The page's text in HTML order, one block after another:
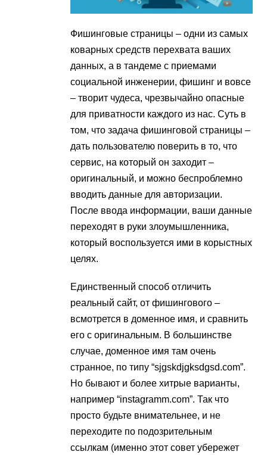
Фишинговые страницы – одни из самых
коварных средств перехвата ваших
данных, а в тандеме с приемами
социальной инженерии, фишинг и вовсе
– творит чудеса, чрезвычайно опасные
для приватности каждого из нас. Суть в
том, что задача фишинговой страницы –
дать пользователю поверить в то, что
сервис, на который он заходит –
оригинальный, и можно беспроблемно
вводить данные для авторизации.
После ввода информации, ваши данные
переходят в руки злоумышленника,
который воспользуется ими в корыстных
целях.
Единственный способ отличить
реальный сайт, от фишингового –
всмотрется в доменное имя, и сравнить
его с оригинальным. В большинстве
случае, доменное имя там очень
странное, по типу “sjgskdjgksdgsd.com”.
Но бывают и более хитрые варианты,
например “instagramm.com”. Так что
просто будьте внимательнее, и не
переходите по подозрительным
ссылкам (именно этот совет убережет